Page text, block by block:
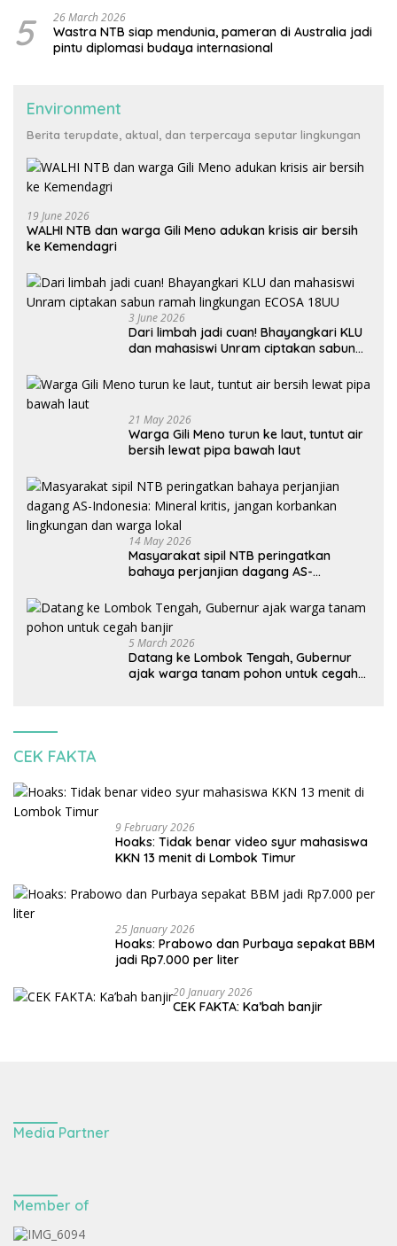
5 26 March 2026
Wastra NTB siap mendunia, pameran di Australia jadi
pintu diplomasi budaya internasional
Environment
Berita terupdate, aktual, dan terpercaya seputar lingkungan
19 June 2026
WALHI NTB dan warga Gili Meno adukan krisis air bersih
ke Kemendagri
3 June 2026
Dari limbah jadi cuan! Bhayangkari KLU
dan mahasiswi Unram ciptakan sabun
21 May 2026
Warga Gili Meno turun ke laut, tuntut air
bersih lewat pipa bawah laut
14 May 2026
Masyarakat sipil NTB peringatkan
bahaya perjanjian dagang AS-
korbankan lingkungan dan warga lokal
5 March 2026
Datang ke Lombok Tengah, Gubernur
ajak warga tanam pohon untuk cegah
CEK FAKTA
9 February 2026
Hoaks: Tidak benar video syur mahasiswa
KKN 13 menit di Lombok Timur
25 January 2026
Hoaks: Prabowo dan Purbaya sepakat BBM
jadi Rp7.000 per liter
20 January 2026
CEK FAKTA: Ka’bah banjir
Media Partner
Member of